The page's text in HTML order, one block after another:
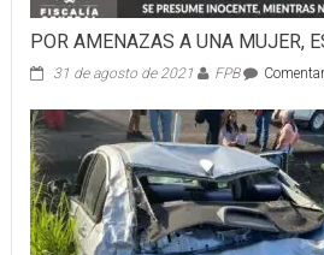
POR AMENAZAS A UNA MUJER,
31 de agosto de 2021 FPB